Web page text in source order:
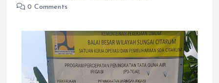
0 Comments